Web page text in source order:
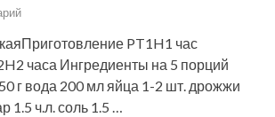
PT1H1 час
часа Ингредиенты на 5 порций
г вода 200 мл яйца 1-2 шт. дрожжи
1.5 ч.л. соль 1.5 …